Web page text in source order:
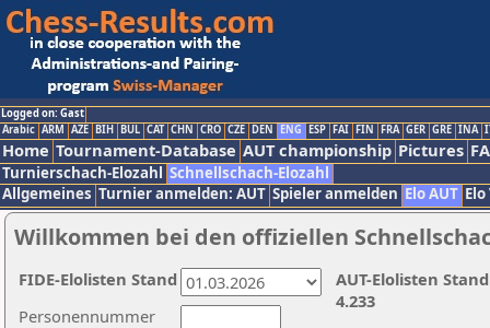
Logged on: Gast
Arabic ARM AZE BIH BUL CAT CHN CRO CZE DEN ENG ESP FAI FIN FRA GER GRE INA
Home Tournament-Database AUT championship Pictures
Turnierschach-Elozahl Schnellschach-Elozahl
Allgemeines Turnier anmelden: AUT Spieler anmelden Elo AUT
Willkommen bei den offiziellen
Personennummer
AUT-Elolisten
4.233
FIDE-Elolisten Stand